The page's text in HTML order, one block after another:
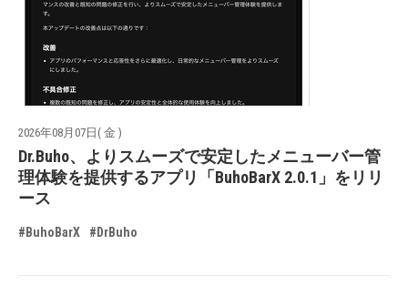
2026年08月07日( 金 )
Dr.Buho、よりスムーズで安定したメニューバー管
理体験を提供するアプリ「BuhoBarX 2.0.1」をリリ
ース
#BuhoBarX #DrBuho